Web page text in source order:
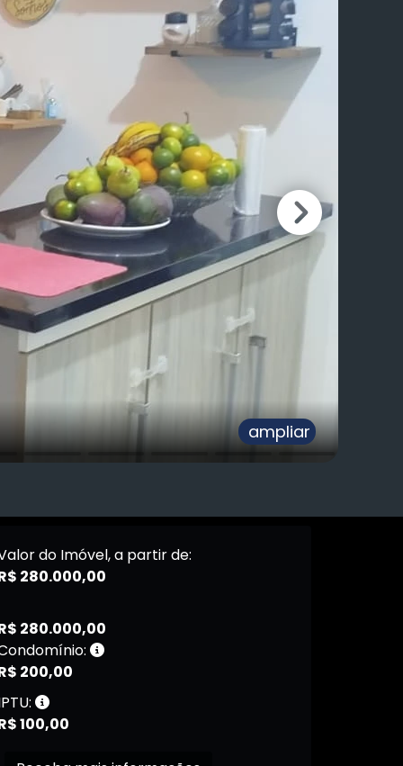
ampliar
do Imóvel, a partir de:
280.000,00
280.000,00
200,00
100,00